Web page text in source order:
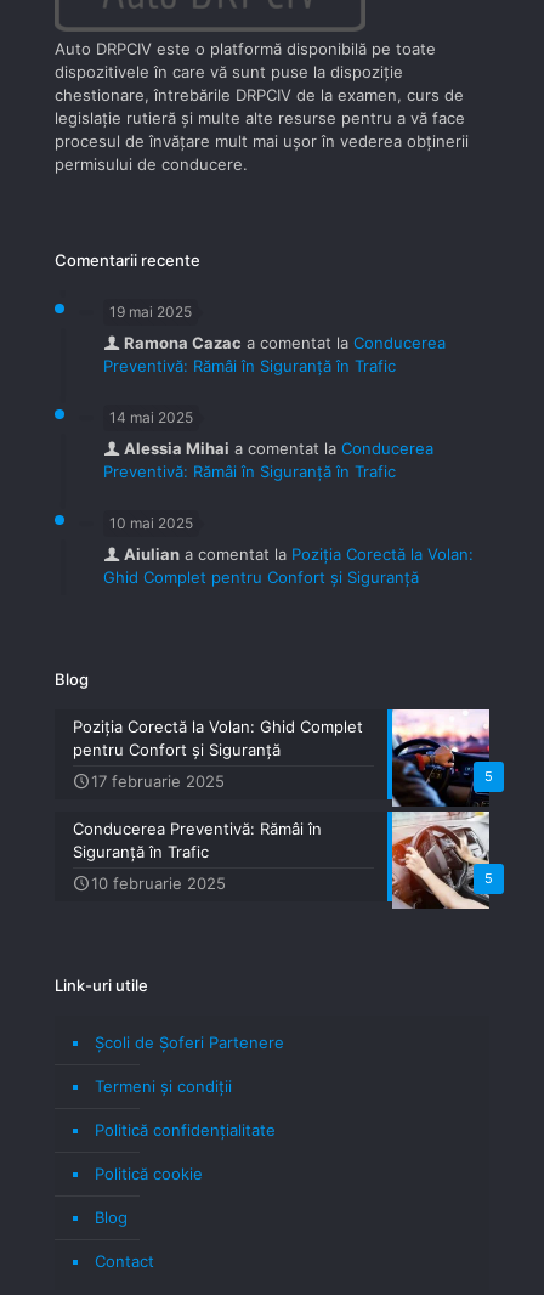
Auto DRPCIV este o platformă disponibilă pe toate
dispozitivele în care vă sunt puse la dispoziţie
chestionare, întrebările DRPCIV de la examen, curs de
legislaţie rutieră şi multe alte resurse pentru a vă face
procesul de învăţare mult mai uşor în vederea obţinerii
permisului de conducere.
Comentarii recente
19 mai 2025
Ramona Cazac a comentat la Conducerea
Preventivă: Rămâi în Siguranță în Trafic
14 mai 2025
Alessia Mihai a comentat la Conducerea
Preventivă: Rămâi în Siguranță în Trafic
10 mai 2025
Aiulian a comentat la Poziția Corectă la Volan:
Ghid Complet pentru Confort și Siguranță
Blog
5
Poziția Corectă la Volan: Ghid Complet
pentru Confort și Siguranță
17 februarie 2025
5
Conducerea Preventivă: Rămâi în
Siguranță în Trafic
10 februarie 2025
Link-uri utile
Școli de Șoferi Partenere
Termeni şi condiţii
Politică confidenţialitate
Politică cookie
Blog
Contact